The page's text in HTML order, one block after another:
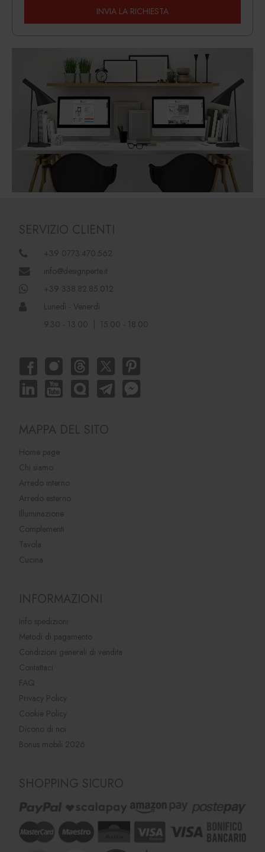
INVIA LA RICHIESTA
SERVIZIO CLIENTI
+39 0773.470.562
info@designperte.it
+39 338.82.85.012
Lunedì - Venerdì
9.30 - 13.00 | 15.00 - 18.00
MAPPA DEL SITO
Home page
Chi siamo
Arredo interno
Arredo esterno
Illuminazione
Complementi
Tavola
Cucina
INFORMAZIONI
Info spedizioni
Metodi di pagamento
Condizioni generali di vendita
Contattaci
FAQ
Privacy Policy
Cookie Policy
Dicono di noi
Bonus mobili 2026
SHOPPING SICURO